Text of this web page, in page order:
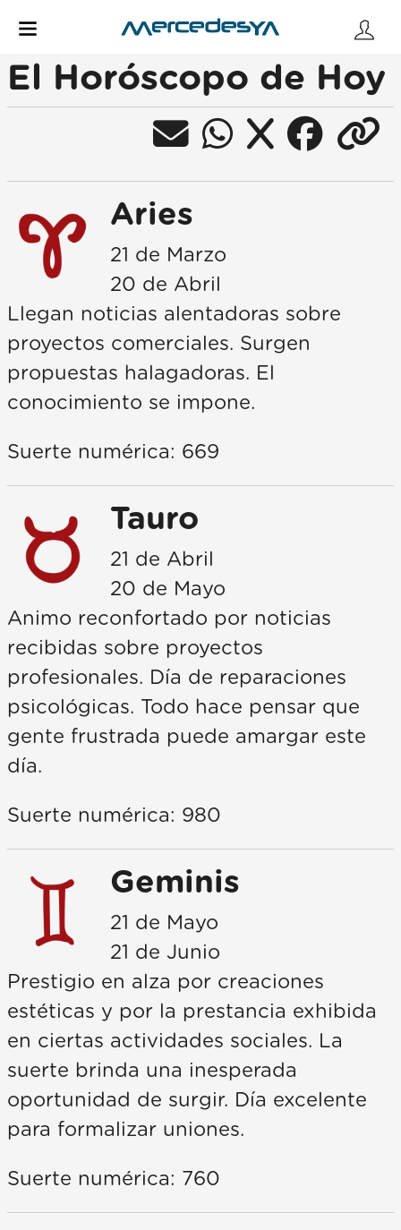
El Horóscopo de Hoy
Aries
21 de Marzo
20 de Abril
Llegan noticias alentadoras sobre
proyectos comerciales. Surgen
propuestas halagadoras. El
conocimiento se impone.
Suerte numérica: 669
Tauro
21 de Abril
20 de Mayo
Animo reconfortado por noticias
recibidas sobre proyectos
profesionales. Día de reparaciones
psicológicas. Todo hace pensar que
gente frustrada puede amargar este
día.
Suerte numérica: 980
Geminis
21 de Mayo
21 de Junio
Prestigio en alza por creaciones
estéticas y por la prestancia exhibida
en ciertas actividades sociales. La
suerte brinda una inesperada
oportunidad de surgir. Día excelente
para formalizar uniones.
Suerte numérica: 760